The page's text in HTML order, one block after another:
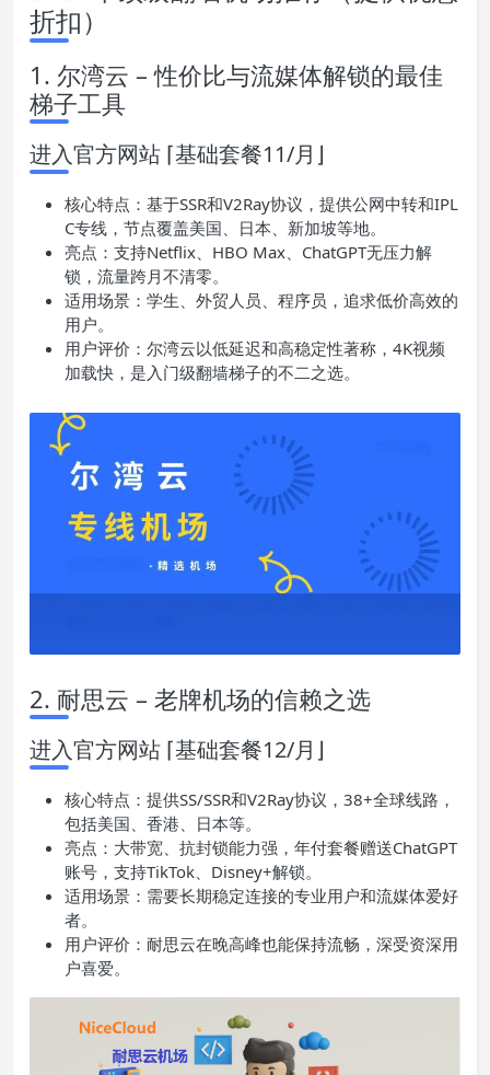
折扣）
1. 尔湾云 – 性价比与流媒体解锁的最佳
梯子工具
进入官方网站 ⌈基础套餐11/月⌋
核心特点：基于SSR和V2Ray协议，提供公网中转和IPL
C专线，节点覆盖美国、日本、新加坡等地。
亮点：支持Netflix、HBO Max、ChatGPT无压力解
锁，流量跨月不清零。
适用场景：学生、外贸人员、程序员，追求低价高效的
用户。
用户评价：尔湾云以低延迟和高稳定性著称，4K视频
加载快，是入门级翻墙梯子的不二之选。
2. 耐思云 – 老牌机场的信赖之选
进入官方网站 ⌈基础套餐12/月⌋
核心特点：提供SS/SSR和V2Ray协议，38+全球线路，
包括美国、香港、日本等。
亮点：大带宽、抗封锁能力强，年付套餐赠送ChatGPT
账号，支持TikTok、Disney+解锁。
适用场景：需要长期稳定连接的专业用户和流媒体爱好
者。
用户评价：耐思云在晚高峰也能保持流畅，深受资深用
户喜爱。